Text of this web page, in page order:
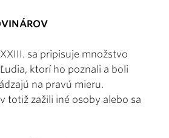
sa pripisuje množstvo
ktorí ho poznali a boli
na pravú mieru.
totiž zažili iné osoby alebo sa